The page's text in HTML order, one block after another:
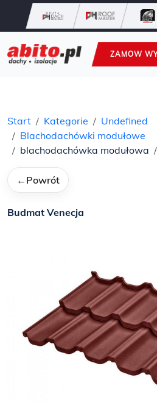
ZAMOW
Start Kategorie
Undefined
Blachodachówki modułowe
blachodachówka modułowa
← Powrót
Budmat Venecja